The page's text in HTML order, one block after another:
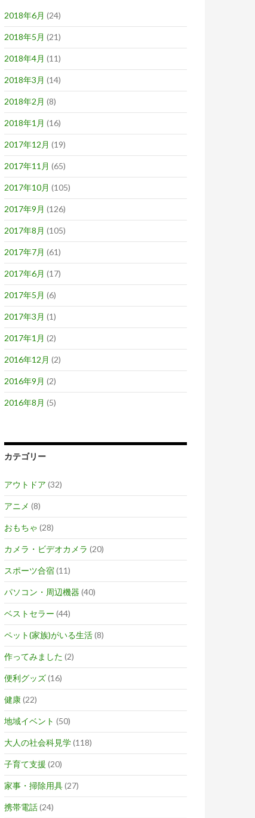
2018年6月 (24)
2018年5月 (21)
2018年4月 (11)
2018年3月 (14)
2018年2月 (8)
2018年1月 (16)
2017年12月 (19)
2017年11月 (65)
2017年10月 (105)
2017年9月 (126)
2017年8月 (105)
2017年7月 (61)
2017年6月 (17)
2017年5月 (6)
2017年3月 (1)
2017年1月 (2)
2016年12月 (2)
2016年9月 (2)
2016年8月 (5)
カテゴリー
アウトドア (32)
アニメ (8)
おもちゃ (28)
カメラ・ビデオカメラ (20)
スポーツ合宿(11)
パソコン・周辺機器 (40)
ベストセラー (44)
ペット(家族)がいる生活(8)
作ってみました (2)
便利グッズ(16)
健康(22)
地域イベント (50)
大人の社会科見学(118)
子育て支援 (20)
家事・掃除用具(27)
携帯電話(24)